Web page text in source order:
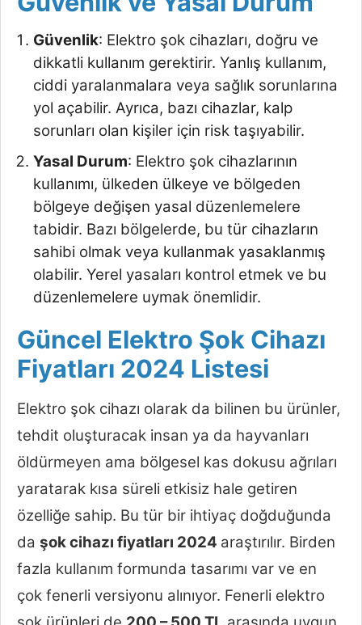
Güvenlik: Elektro şok cihazları, doğru ve
dikkatli kullanım gerektirir. Yanlış kullanım,
ciddi yaralanmalara veya sağlık sorunlarına
yol açabilir. Ayrıca, bazı cihazlar, kalp
sorunları olan kişiler için risk taşıyabilir.
Yasal Durum: Elektro şok cihazlarının
kullanımı, ülkeden ülkeye ve bölgeden
bölgeye değişen yasal düzenlemelere
tabidir. Bazı bölgelerde, bu tür cihazların
sahibi olmak veya kullanmak yasaklanmış
olabilir. Yerel yasaları kontrol etmek ve bu
düzenlemelere uymak önemlidir.
Güncel Elektro Şok Cihazı
Fiyatları 2024 Listesi
Elektro şok cihazı olarak da bilinen bu ürünler,
tehdit oluşturacak insan ya da hayvanları
öldürmeyen ama bölgesel kas dokusu ağrıları
yaratarak kısa süreli etkisiz hale getiren
özelliğe sahip. Bu tür bir ihtiyaç doğduğunda
da şok cihazı fiyatları 2024 araştırılır. Birden
fazla kullanım formunda tasarımı var ve en
çok fenerli versiyonu alınıyor. Fenerli elektro